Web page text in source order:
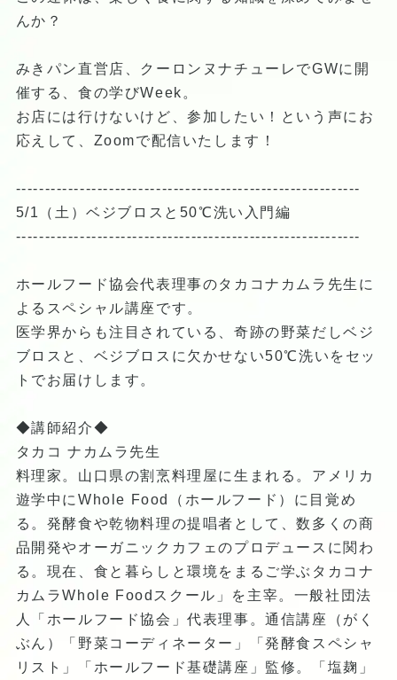
んか？
みきパン直営店、クーロンヌナチューレでGWに開
催する、食の学びWeek。
お店には行けないけど、参加したい！という声にお
応えして、Zoomで配信いたします！
-----------------------------------------------------------
5/1（土）ベジブロスと50℃洗い入門編
-----------------------------------------------------------
ホールフード協会代表理事のタカコナカムラ先生に
よるスペシャル講座です。
医学界からも注目されている、奇跡の野菜だしベジ
ブロスと、ベジブロスに欠かせない50℃洗いをセッ
トでお届けします。
◆講師紹介◆
タカコ ナカムラ先生
料理家。山口県の割烹料理屋に生まれる。アメリカ
遊学中にWhole Food（ホールフード）に目覚め
る。発酵食や乾物料理の提唱者として、数多くの商
品開発やオーガニックカフェのプロデュースに関わ
る。現在、食と暮らしと環境をまるご学ぶタカコナ
カムラWhole Foodスクール」を主宰。一般社団法
人「ホールフード協会」代表理事。通信講座（がく
ぶん）「野菜コーディネーター」「発酵食スペシャ
リスト」「ホールフード基礎講座」監修。「塩麹」